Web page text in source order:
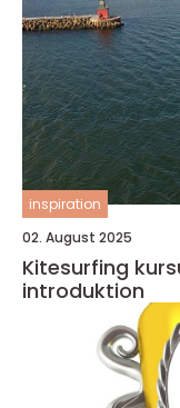
inspiration
02. August 2025
Kitesurfing
introduktion